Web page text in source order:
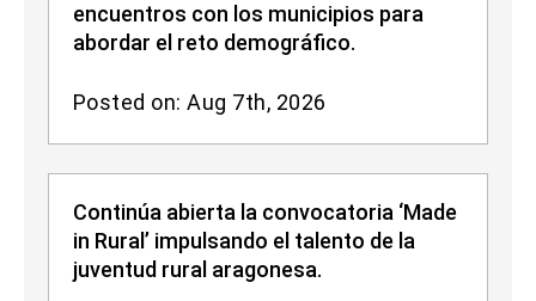
encuentros con los municipios para
abordar el reto demográfico.
Posted on: Aug 7th, 2026
Continúa abierta la convocatoria ‘Made
in Rural’ impulsando el talento de la
juventud rural aragonesa.